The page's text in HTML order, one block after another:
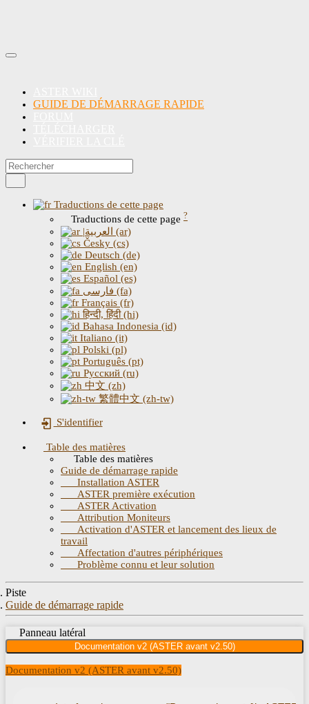
GUIDE DE DÉMARRAGE RAPIDE
Traductions de cette page
Traductions de cette page ?
|العربية (ar)
Česky (cs)
Deutsch (de)
English (en)
Español (es)
فارسی (fa)
Français (fr)
हिन्दी, हिंदी (hi)
Bahasa Indonesia (id)
Italiano (it)
Polski (pl)
Português (pt)
Русский (ru)
中文 (zh)
繁體中文 (zh-tw)
S'identifier
Table des matières
Table des matières
Guide de démarrage rapide
Installation ASTER
ASTER première exécution
ASTER Activation
Attribution Moniteurs
Activation d'ASTER et lancement des lieux de
travail
Affectation d'autres périphériques
Problème connu et leur solution
Piste
Guide de démarrage rapide
Panneau latéral
Documentation v2 (ASTER avant v2.50)
Documentation v2 (ASTER avant v2.50)